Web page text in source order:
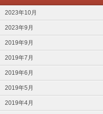
2023年10月
2023年9月
2019年9月
2019年7月
2019年6月
2019年5月
2019年4月